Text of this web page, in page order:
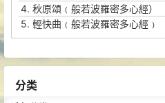
4. 秋原頌﹙般若波羅密多心經）
5. 輕快曲﹙般若波羅密多心經﹚
分类